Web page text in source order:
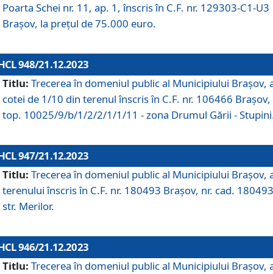
Poarta Schei nr. 11, ap. 1, înscris în C.F. nr. 129303-C1-U3
Brașov, la prețul de 75.000 euro.
948/21.12.2023
Titlu: Trecerea în domeniul public al Municipiului Braşov,
cotei de 1/10 din terenul înscris în C.F. nr. 106466 Brașov,
top. 10025/9/b/1/2/2/1/1/11 - zona Drumul Gării -
947/21.12.2023
Titlu: Trecerea în domeniul public al Municipiului Braşov,
terenului înscris în C.F. nr. 180493 Brașov, nr. cad.
str. Merilor.
946/21.12.2023
Titlu: Trecerea în domeniul public al Municipiului Braşov,